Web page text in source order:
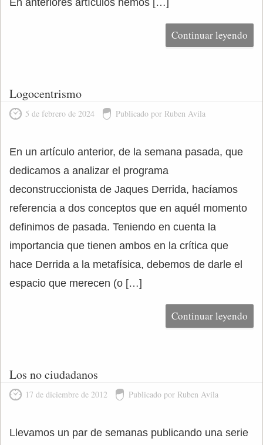
En anteriores artículos hemos […]
Continuar leyendo
Logocentrismo
5 de febrero de 2024 Publicado por Ruben Avila
En un artículo anterior, de la semana pasada, que
dedicamos a analizar el programa
deconstruccionista de Jaques Derrida, hacíamos
referencia a dos conceptos que en aquél momento
definimos de pasada. Teniendo en cuenta la
importancia que tienen ambos en la crítica que
hace Derrida a la metafísica, debemos de darle el
espacio que merecen (o […]
Continuar leyendo
Los no ciudadanos
17 de diciembre de 2012 Publicado por Ruben Avila
Llevamos un par de semanas publicando una serie